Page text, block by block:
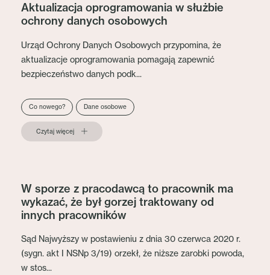
Aktualizacja oprogramowania w służbie
ochrony danych osobowych
Urząd Ochrony Danych Osobowych przypomina, że
aktualizacje oprogramowania pomagają zapewnić
bezpieczeństwo danych podk...
Co nowego? Dane osobowe
Czytaj więcej
W sporze z pracodawcą to pracownik ma
wykazać, że był gorzej traktowany od
innych pracowników
Sąd Najwyższy w postawieniu z dnia 30 czerwca 2020 r.
(sygn. akt I NSNp 3/19) orzekł, że niższe zarobki powoda,
w stos...